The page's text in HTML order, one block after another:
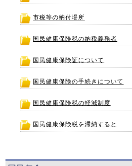
市税等の納付場所
国民健康保険税の納税義務者
国民健康保険証について
国民健康保険の手続きについて
国民健康保険税の軽減制度
国民健康保険税を滞納すると